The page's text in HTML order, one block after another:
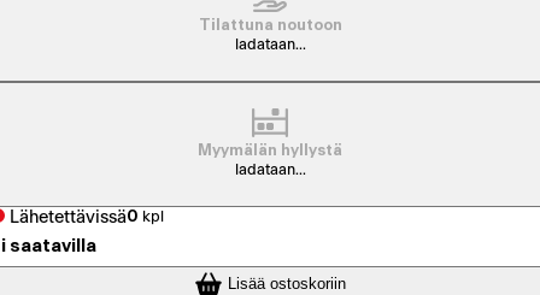
Tilattuna noutoon
ladataan...
Myymälän hyllystä
ladataan...
Lähetettävissä0 kpl
saatavilla
Lisää ostoskoriin